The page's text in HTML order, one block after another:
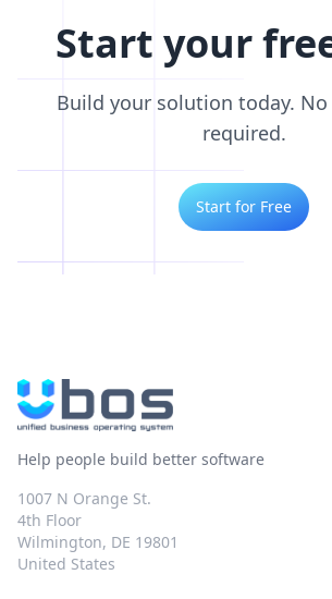
Start your
Build your solution today.
required.
Start for Free
Help people build better software
1007 N Orange St.
4th Floor
Wilmington, DE 19801
United States